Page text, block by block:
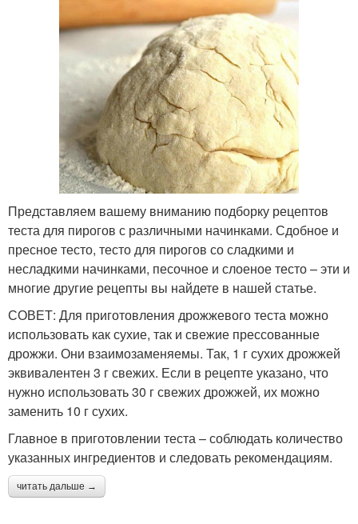
Представляем вашему вниманию подборку рецептов
теста для пирогов с различными начинками. Сдобное и
пресное тесто, тесто для пирогов со сладкими и
несладкими начинками, песочное и слоеное тесто – эти и
многие другие рецепты вы найдете в нашей статье.
СОВЕТ: Для приготовления дрожжевого теста можно
использовать как сухие, так и свежие прессованные
дрожжи. Они взаимозаменяемы. Так, 1 г сухих дрожжей
эквивалентен 3 г свежих. Если в рецепте указано, что
нужно использовать 30 г свежих дрожжей, их можно
заменить 10 г сухих.
Главное в приготовлении теста – соблюдать количество
указанных ингредиентов и следовать рекомендациям.
читать дальше →